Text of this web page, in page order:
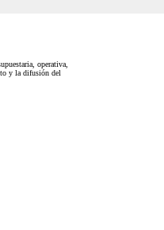
operativa,
y la difusión del